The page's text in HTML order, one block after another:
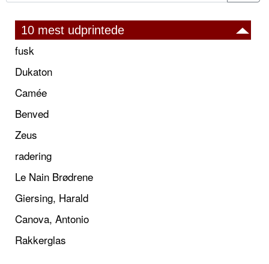
10 mest udprintede
fusk
Dukaton
Camée
Benved
Zeus
radering
Le Nain Brødrene
Giersing, Harald
Canova, Antonio
Rakkerglas